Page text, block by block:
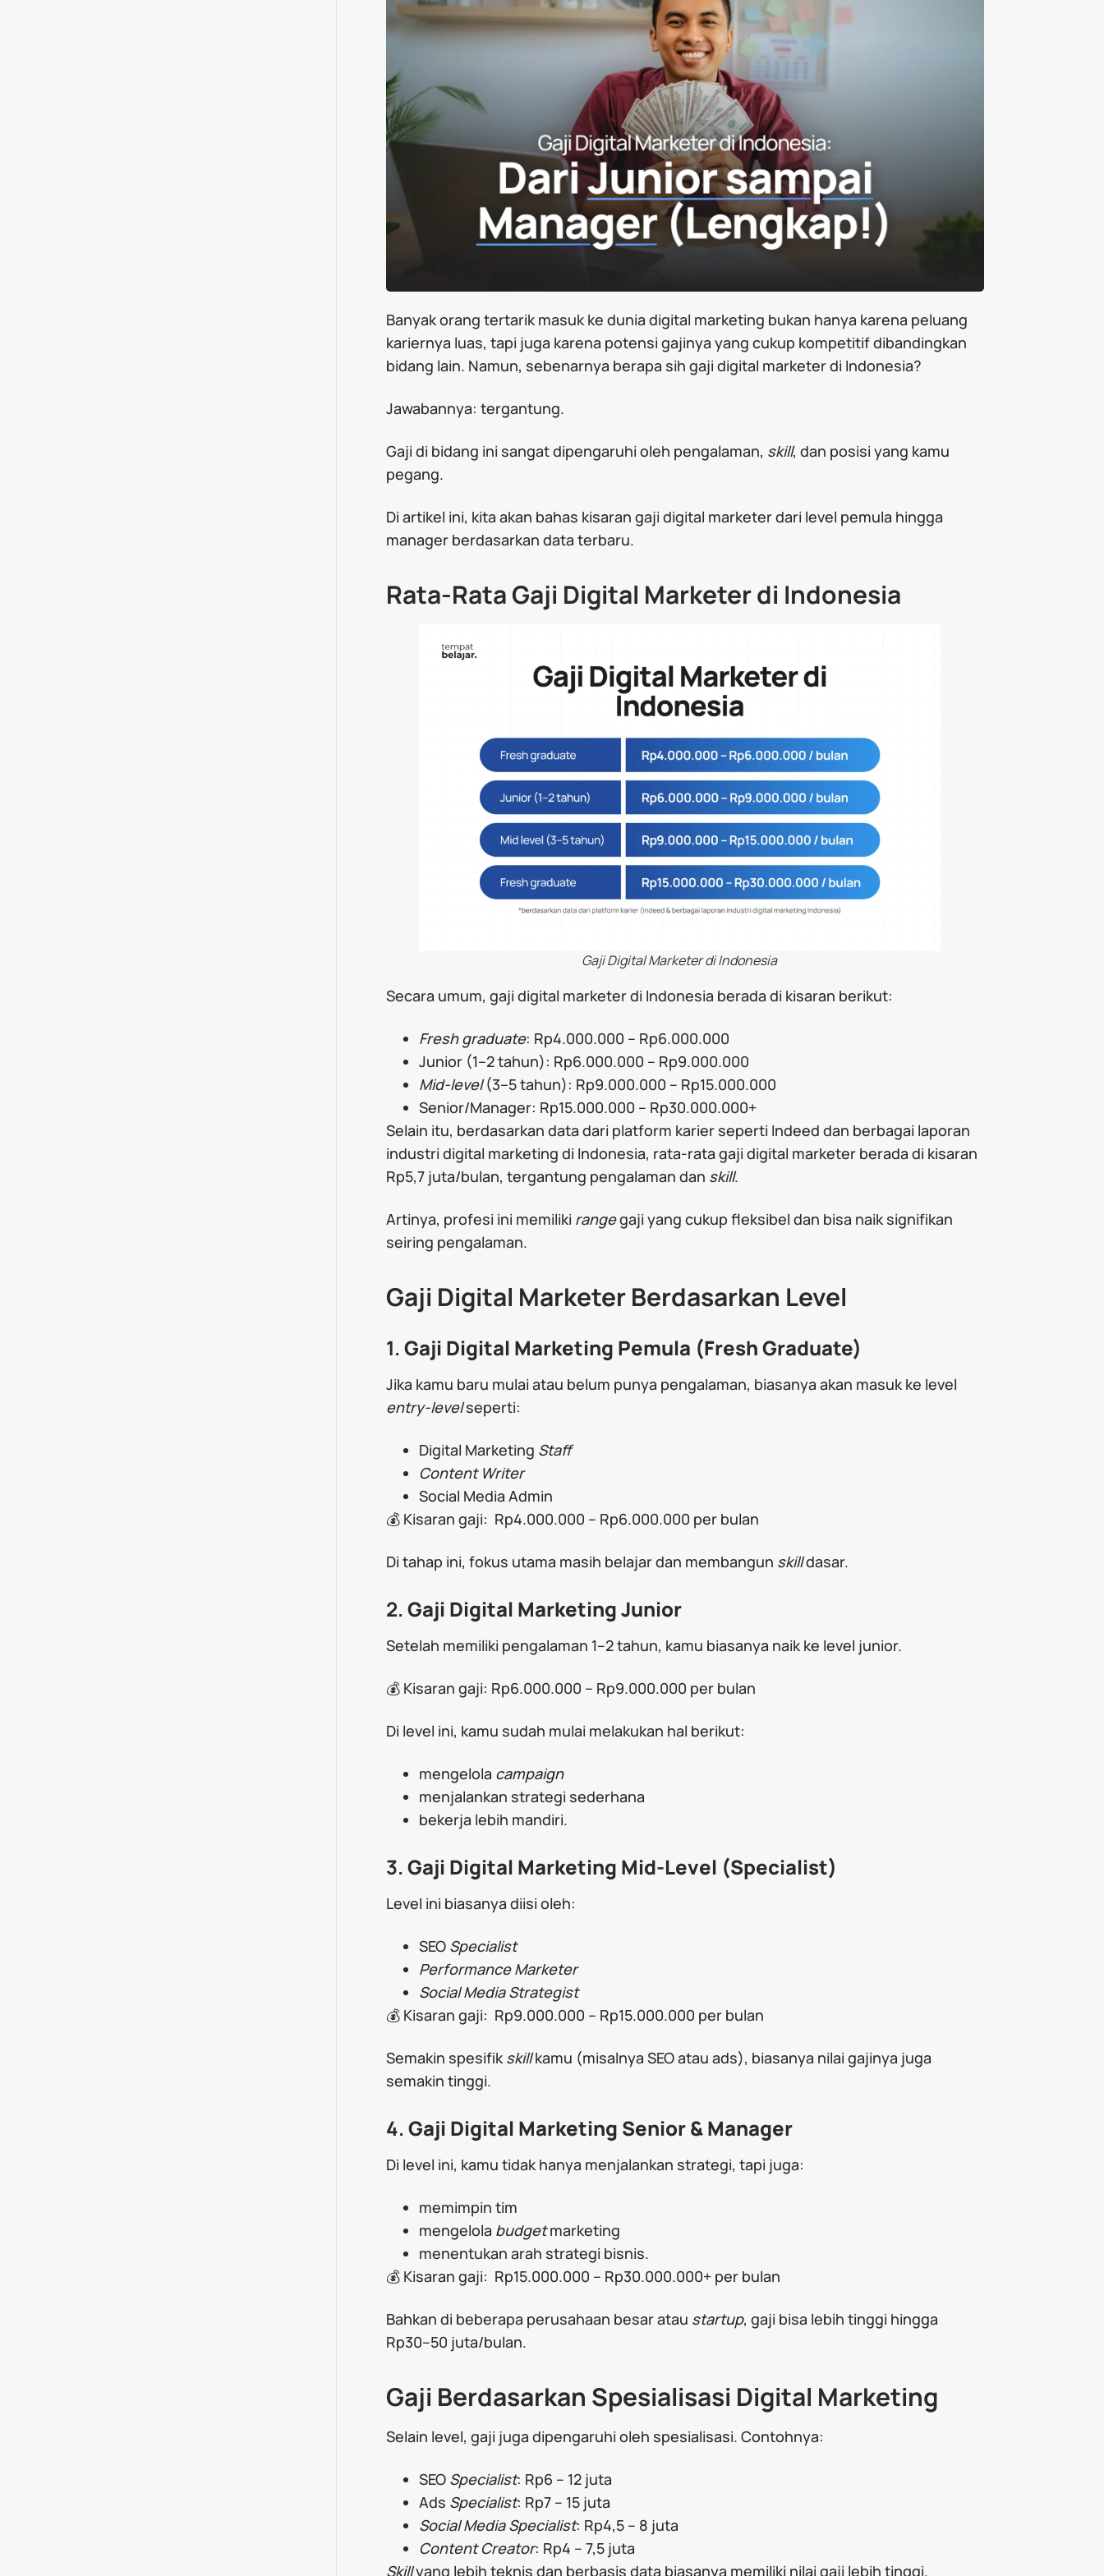
Banyak orang tertarik masuk ke dunia digital marketing bukan hanya karena peluang
kariernya luas, tapi juga karena potensi gajinya yang cukup kompetitif dibandingkan
bidang lain. Namun, sebenarnya berapa sih gaji digital marketer di Indonesia?
Jawabannya: tergantung.
Gaji di bidang ini sangat dipengaruhi oleh pengalaman, skill, dan posisi yang kamu
pegang.
Di artikel ini, kita akan bahas kisaran gaji digital marketer dari level pemula hingga
manager berdasarkan data terbaru.
Rata-Rata Gaji Digital Marketer di Indonesia
Gaji Digital Marketer di Indonesia
Secara umum, gaji digital marketer di Indonesia berada di kisaran berikut:
Fresh graduate: Rp4.000.000 – Rp6.000.000
Junior (1–2 tahun): Rp6.000.000 – Rp9.000.000
Mid-level(3–5 tahun): Rp9.000.000 – Rp15.000.000
Senior/Manager: Rp15.000.000 – Rp30.000.000+
Selain itu, berdasarkan data dari platform karier seperti Indeed dan berbagai laporan
industri digital marketing di Indonesia, rata-rata gaji digital marketer berada di kisaran
Rp5,7 juta/bulan, tergantung pengalaman dan skill.
Artinya, profesi ini memiliki rangegaji yang cukup fleksibel dan bisa naik signifikan
seiring pengalaman.
Gaji Digital Marketer Berdasarkan Level
1.Gaji Digital Marketing Pemula (Fresh Graduate)
Jika kamu baru mulai atau belum punya pengalaman, biasanya akan masuk ke level
entry-levelseperti:
Digital Marketing Staff
Content Writer
Social Media Admin
💰 Kisaran gaji: Rp4.000.000 – Rp6.000.000 per bulan
Di tahap ini, fokus utama masih belajar dan membangun skilldasar.
2.Gaji Digital Marketing Junior
Setelah memiliki pengalaman 1–2 tahun, kamu biasanya naik ke level junior.
💰 Kisaran gaji: Rp6.000.000 – Rp9.000.000 per bulan
Di level ini, kamu sudah mulai melakukan hal berikut:
mengelola campaign
menjalankan strategi sederhana
bekerja lebih mandiri.
3.Gaji Digital Marketing Mid-Level (Specialist)
Level ini biasanya diisi oleh:
SEO Specialist
Performance Marketer
Social Media Strategist
💰 Kisaran gaji: Rp9.000.000 – Rp15.000.000 per bulan
Semakin spesifikskillkamu (misalnya SEO atau ads), biasanya nilai gajinya juga
semakin tinggi.
4.Gaji Digital Marketing Senior & Manager
Di level ini, kamu tidak hanya menjalankan strategi, tapi juga:
memimpin tim
mengelola budgetmarketing
menentukan arah strategi bisnis.
💰 Kisaran gaji: Rp15.000.000 – Rp30.000.000+ per bulan
Bahkan di beberapa perusahaan besar atau startup, gaji bisa lebih tinggi hingga
Rp30–50 juta/bulan.
Gaji Berdasarkan Spesialisasi Digital Marketing
Selain level, gaji juga dipengaruhi oleh spesialisasi. Contohnya:
SEO Specialist: Rp6 – 12 juta
Ads Specialist: Rp7 – 15 juta
Social Media Specialist: Rp4,5 – 8 juta
Content Creator: Rp4 – 7,5 juta
Skillyang lebih teknis dan berbasis data biasanya memiliki nilai gaji lebih tinggi.